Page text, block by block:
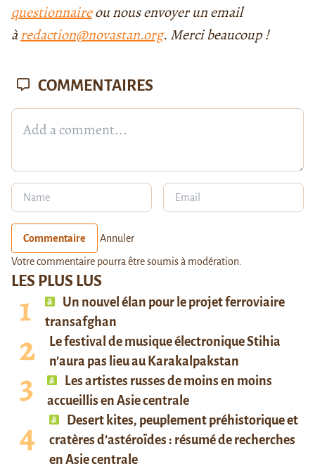
questionnaireou nous envoyer un email
àredaction@novastan.org. Merci beaucoup !
LES PLUS LUS
Un nouvel élan pour le projet ferroviaire
transafghan
Le festival de musique électronique Stihia
n’aura pas lieu au Karakalpakstan
Les artistes russes de moins en moins
accueillis en Asie centrale
Desert kites, peuplement préhistorique et
cratères d’astéroïdes : résumé de recherches
en Asie centrale
COMMENTAIRES
Commentaire Annuler
Votre commentaire pourra être soumis à modération.